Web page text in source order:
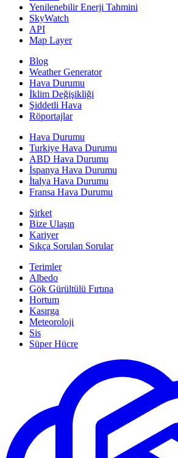
Yenilenebilir Enerji Tahmini
SkyWatch
API
Map Layer
Blog
Weather Generator
Hava Durumu
İklim Değişikliği
Şiddetli Hava
Röportajlar
Hava Durumu
Turkiye Hava Durumu
ABD Hava Durumu
İspanya Hava Durumu
İtalya Hava Durumu
Fransa Hava Durumu
Şirket
Bize Ulaşın
Kariyer
Sıkça Sorulan Sorular
Terimler
Albedo
Gök Gürültülü Fırtına
Hortum
Kasırga
Meteoroloji
Sis
Süper Hücre